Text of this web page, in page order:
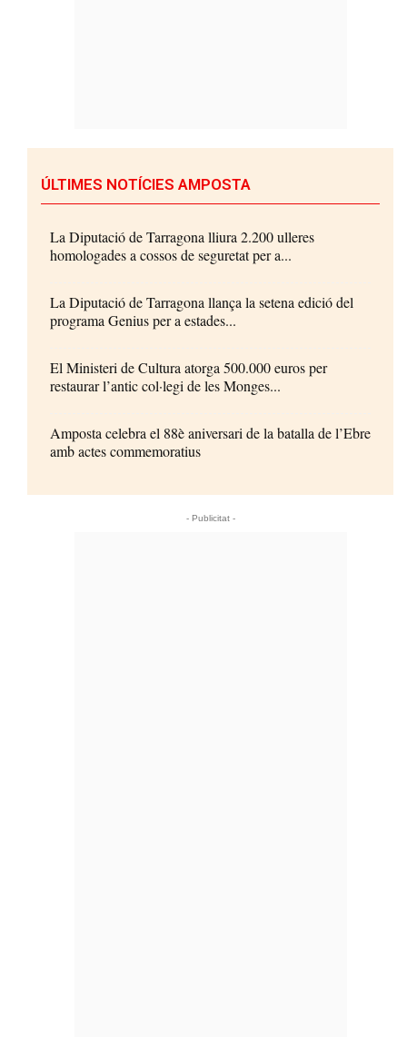
ÚLTIMES NOTÍCIES AMPOSTA
La Diputació de Tarragona lliura 2.200 ulleres
homologades a cossos de seguretat per a...
La Diputació de Tarragona llança la setena edició del
programa Genius per a estades...
El Ministeri de Cultura atorga 500.000 euros per
restaurar l’antic col·legi de les Monges...
Amposta celebra el 88è aniversari de la batalla de l’Ebre
amb actes commemoratius
- Publicitat -